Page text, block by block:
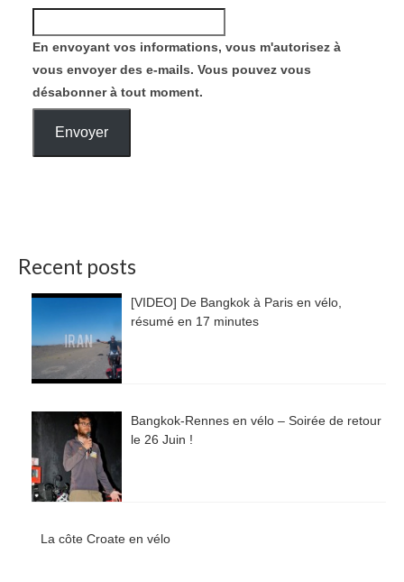
En envoyant vos informations, vous m'autorisez à
vous envoyer des e-mails. Vous pouvez vous
désabonner à tout moment.
Envoyer
Recent posts
[VIDEO] De Bangkok à Paris en vélo,
résumé en 17 minutes
Bangkok-Rennes en vélo – Soirée de retour
le 26 Juin !
La côte Croate en vélo